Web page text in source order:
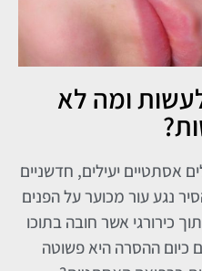
ומה לא
אסתטיים יעילים, חדשניים
נגע עור מכוער על הפנים
כירורגי אשר חובה בתוכו
ההסרה היא פשוטה